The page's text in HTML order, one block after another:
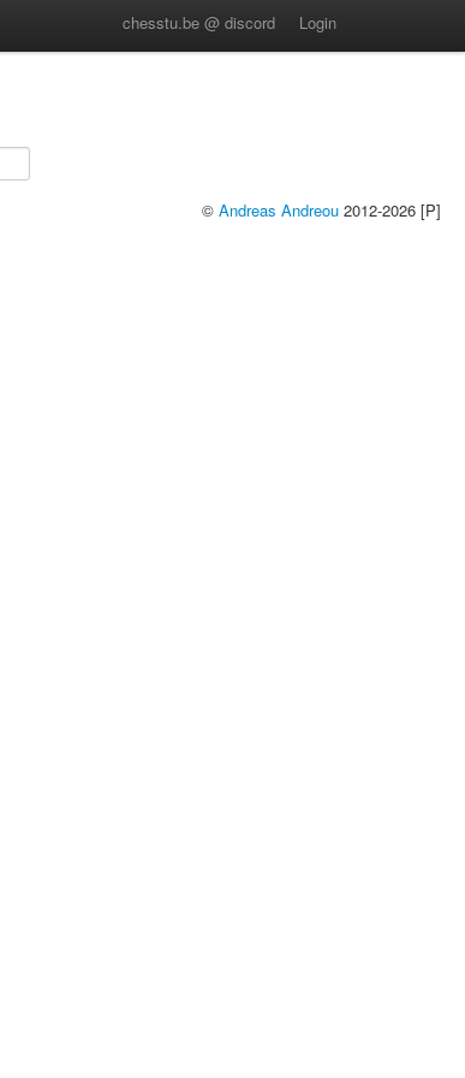
chesstu.be @ discord Login
© Andreas Andreou 2012-2026 [P]